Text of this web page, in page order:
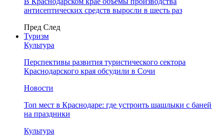
антисептических средств выросли в шесть раз
Пред След
Туризм
Культура
Перспективы развития туристического сектора
Краснодарского края обсудили в Сочи
Новости
Топ мест в Краснодаре: где устроить шашлыки с баней
на праздники
Культура